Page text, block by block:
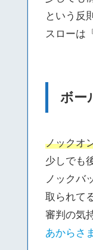
という反
スローは
ボー
ノックオ
少しでも
ノックバ
取られて
審判の気
あからさ